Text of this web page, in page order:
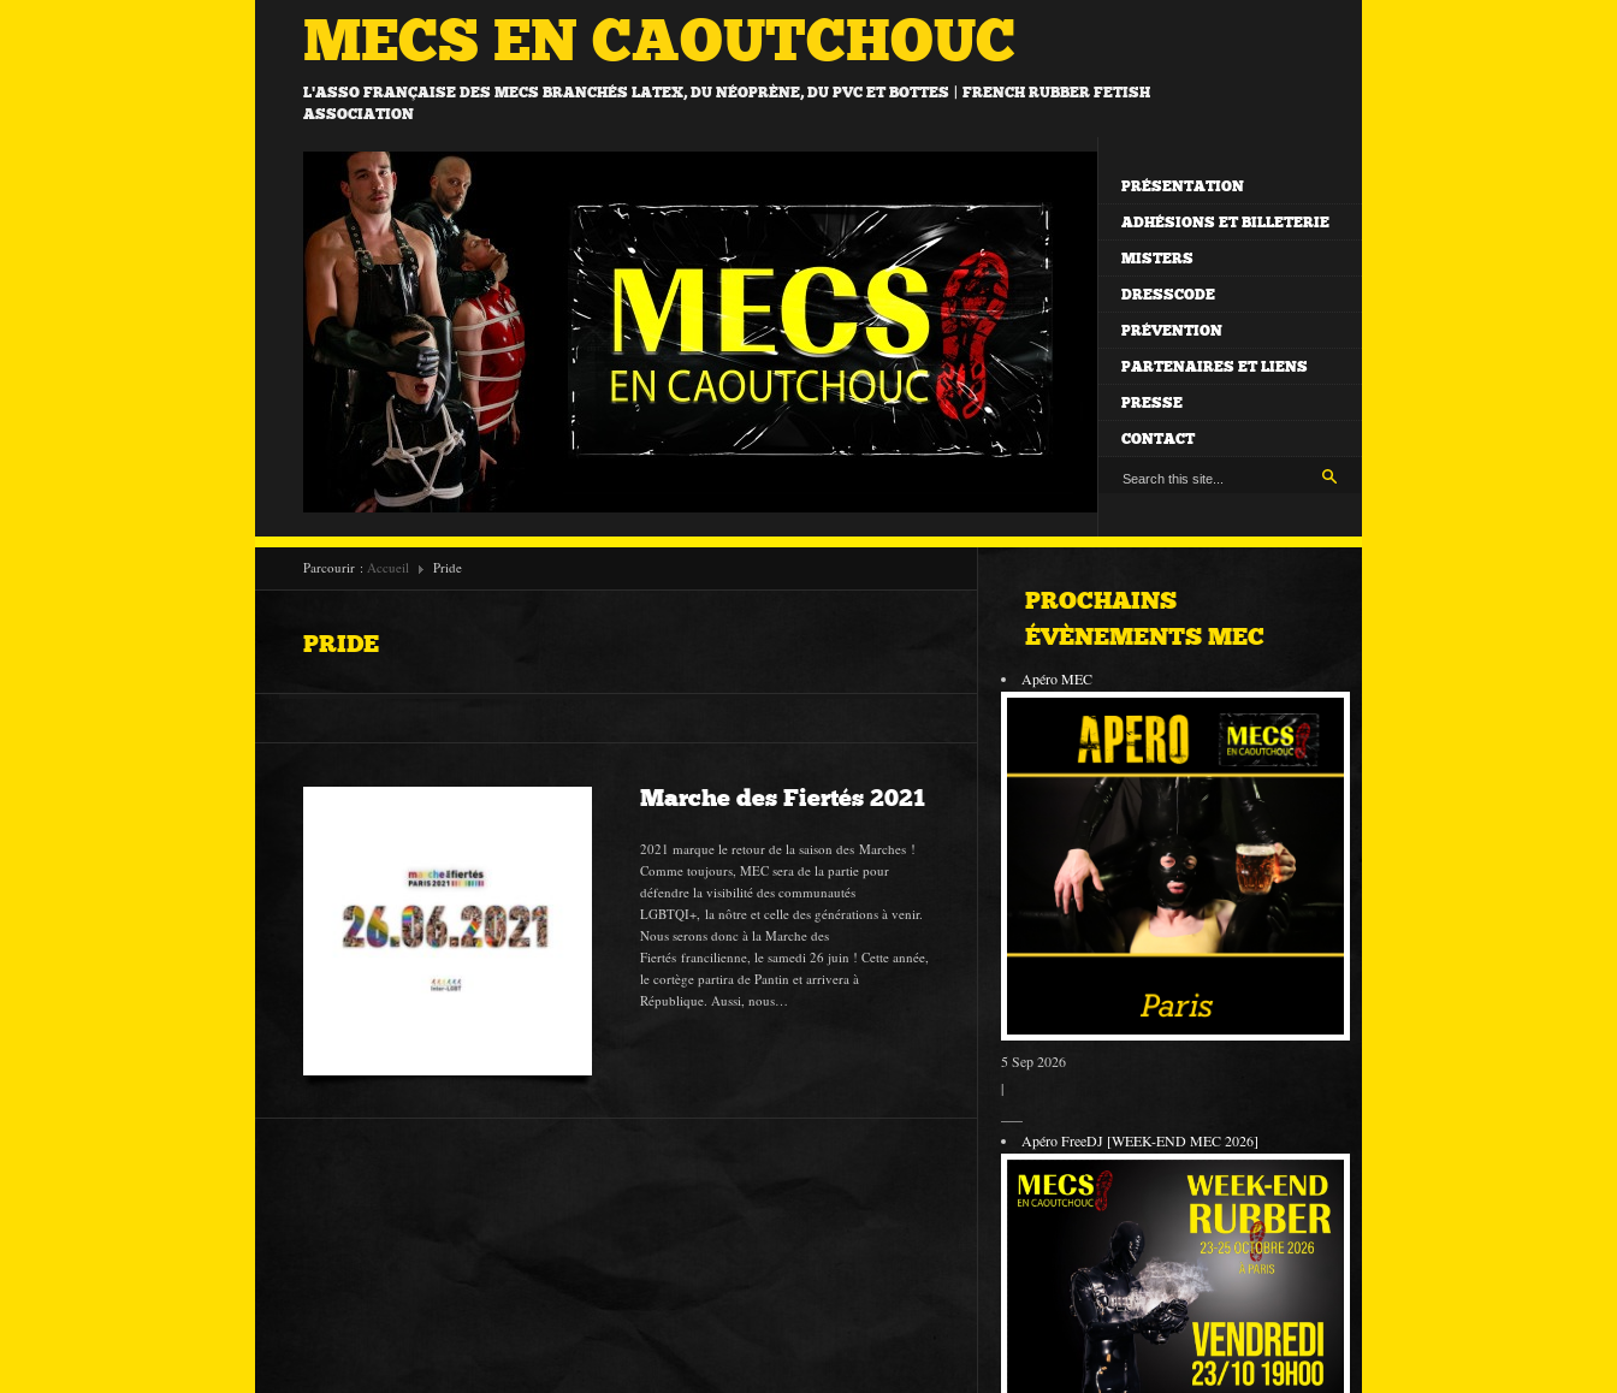
MECS EN CAOUTCHOUC
L'ASSO FRANÇAISE DES MECS BRANCHÉS LATEX, DU NÉOPRÈNE, DU PVC ET BOTTES | FRENCH RUBBER FETISH
ASSOCIATION
PRÉSENTATION
ADHÉSIONS ET BILLETERIE
MISTERS
DRESSCODE
PRÉVENTION
PARTENAIRES ET LIENS
PRESSE
CONTACT
Parcourir : Accueil Pride
PRIDE
Marche des Fiertés 2021
2021 marque le retour de la saison des Marches !
Comme toujours, MEC sera de la partie pour
défendre la visibilité des communautés
LGBTQI+, la nôtre et celle des générations à venir.
Nous serons donc à la Marche des
Fiertés francilienne, le samedi 26 juin ! Cette année,
le cortège partira de Pantin et arrivera à
République. Aussi, nous…
PROCHAINS
ÉVÈNEMENTS MEC
Apéro MEC
5 Sep 2026
|
Apéro FreeDJ [WEEK-END MEC 2026]